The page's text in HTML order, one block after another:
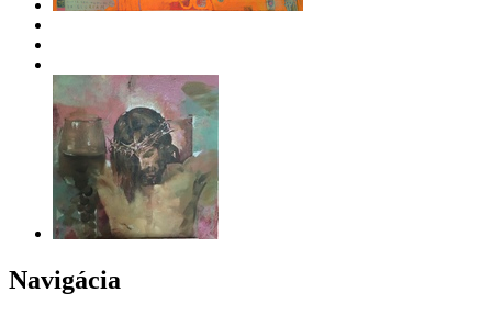
Navigácia